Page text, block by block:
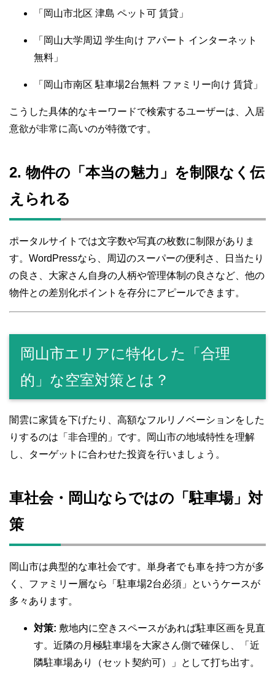
「岡山市北区 津島 ペット可 賃貸」
「岡山大学周辺 学生向け アパート インターネット
無料」
「岡山市南区 駐車場2台無料 ファミリー向け 賃貸」
こうした具体的なキーワードで検索するユーザーは、入居
意欲が非常に高いのが特徴です。
2. 物件の「本当の魅力」を制限なく伝
えられる
ポータルサイトでは文字数や写真の枚数に制限がありま
す。WordPressなら、周辺のスーパーの便利さ、日当たり
の良さ、大家さん自身の人柄や管理体制の良さなど、他の
物件との差別化ポイントを存分にアピールできます。
岡山市エリアに特化した「合理
的」な空室対策とは？
闇雲に家賃を下げたり、高額なフルリノベーションをした
りするのは「非合理的」です。岡山市の地域特性を理解
し、ターゲットに合わせた投資を行いましょう。
車社会・岡山ならではの「駐車場」対
策
岡山市は典型的な車社会です。単身者でも車を持つ方が多
く、ファミリー層なら「駐車場2台必須」というケースが
多々あります。
対策: 敷地内に空きスペースがあれば駐車区画を見直
す。近隣の月極駐車場を大家さん側で確保し、「近
隣駐車場あり（セット契約可）」として打ち出す。